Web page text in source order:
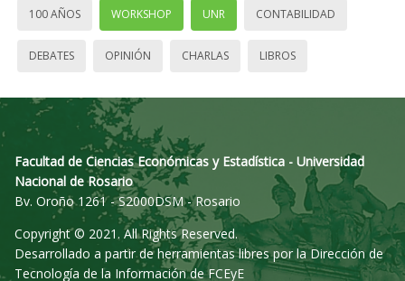
100 AÑOS WORKSHOP UNR CONTABILIDAD
DEBATES OPINIÓN CHARLAS LIBROS
Facultad de Ciencias Económicas y Estadística - Universidad
Nacional de Rosario
Bv. Oroño 1261 - S2000DSM - Rosario
Copyright © 2021. All Rights Reserved.
Desarrollado a partir de herramientas libres por la Dirección de
Tecnología de la Información de FCEyE